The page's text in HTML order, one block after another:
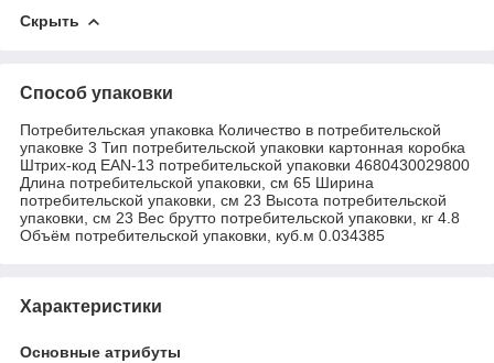
Скрыть
Способ упаковки
Потребительская упаковка Количество в потребительской
упаковке 3 Тип потребительской упаковки картонная коробка
Штрих-код EAN-13 потребительской упаковки 4680430029800
Длина потребительской упаковки, см 65 Ширина
потребительской упаковки, см 23 Высота потребительской
упаковки, см 23 Вес брутто потребительской упаковки, кг 4.8
Объём потребительской упаковки, куб.м 0.034385
Характеристики
Основные атрибуты